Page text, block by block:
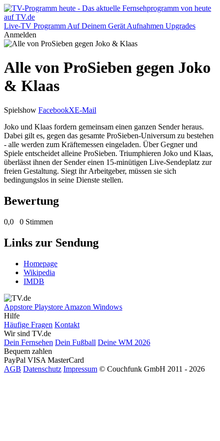
Live-TV Programm Auf Deinem Gerät Aufnahmen Upgrades
Anmelden
Alle von ProSieben gegen Joko
& Klaas
Spielshow FacebookXE-Mail
Joko und Klaas fordern gemeinsam einen ganzen Sender heraus.
Dabei gilt es, gegen das gesamte ProSieben-Universum zu bestehen
- alle werden zum Kräftemessen eingeladen. Über Gegner und
Spiele entscheidet alleine ProSieben. Triumphieren Joko und Klaas,
überlässt ihnen der Sender einen 15-minütigen Live-Sendeplatz zur
freien Gestaltung. Siegt ihr Arbeitgeber, müssen sie sich
bedingungslos in seine Dienste stellen.
Bewertung
0,0 0 Stimmen
Links zur Sendung
Homepage
Wikipedia
IMDB
Appstore Playstore Amazon Windows
Hilfe
Häufige Fragen Kontakt
Wir sind TV.de
Dein Fernsehen Dein Fußball Deine WM 2026
Bequem zahlen
PayPal VISA MasterCard
AGB Datenschutz Impressum © Couchfunk GmbH 2011 - 2026